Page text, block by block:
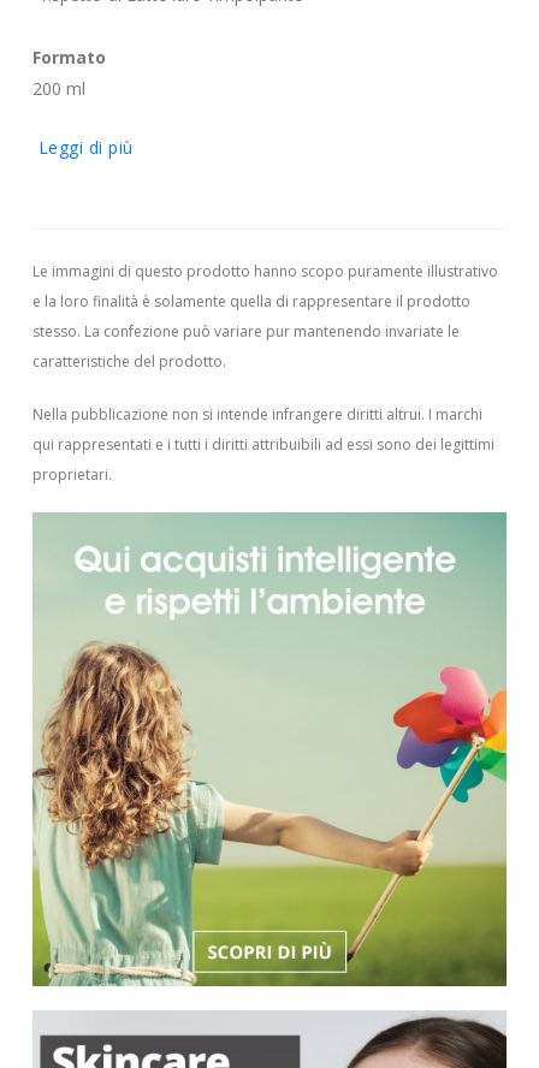
Formato
200 ml
Leggi di più
Le immagini di questo prodotto hanno scopo puramente illustrativo
e la loro finalità è solamente quella di rappresentare il prodotto
stesso. La confezione può variare pur mantenendo invariate le
caratteristiche del prodotto.
Nella pubblicazione non si intende infrangere diritti altrui. I marchi
qui rappresentati e i tutti i diritti attribuibili ad essi sono dei legittimi
proprietari.